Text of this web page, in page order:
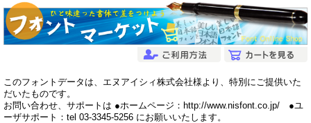
このフォントデータは、エヌアイシィ株式会社様より、特別にご提供いた
だいたものです。
お問い合わせ、サポートは ●ホームページ：http://www.nisfont.co.jp/ ●ユ
ーザサポート：tel 03-3345-5256 にお願いいたします。